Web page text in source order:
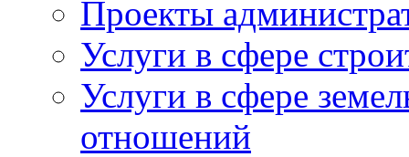
Проекты
Услуги в сфере
Услуги в сфере
отношений